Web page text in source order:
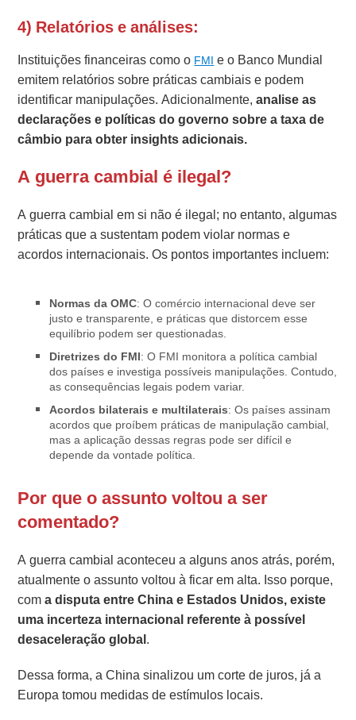
4) Relatórios e análises:
Instituições financeiras como o FMI e o Banco Mundial
emitem relatórios sobre práticas cambiais e podem
identificar manipulações. Adicionalmente,analise as
declarações e políticas do governo sobre a taxa de
câmbio para obter insights adicionais.
A guerra cambial é ilegal?
A guerra cambial em si não é ilegal; no entanto, algumas
práticas que a sustentam podem violar normas e
acordos internacionais. Os pontos importantes incluem:
Normas da OMC: O comércio internacional deve ser
justo e transparente, e práticas que distorcem esse
equilíbrio podem ser questionadas.
Diretrizes do FMI: O FMI monitora a política cambial
dos países e investiga possíveis manipulações. Contudo,
as consequências legais podem variar.
Acordos bilaterais e multilaterais: Os países assinam
acordos que proíbem práticas de manipulação cambial,
mas a aplicação dessas regras pode ser difícil e
depende da vontade política.
Por que o assunto voltou a ser
comentado?
A guerra cambial aconteceu a alguns anos atrás, porém,
atualmente o assunto voltou à ficar em alta. Isso porque,
coma disputaentre China e Estados Unidos, existe
uma incerteza internacional referente à possível
desaceleração global.
Dessa forma, a China sinalizou um corte de juros, já a
Europa tomou medidas de estímulos locais.